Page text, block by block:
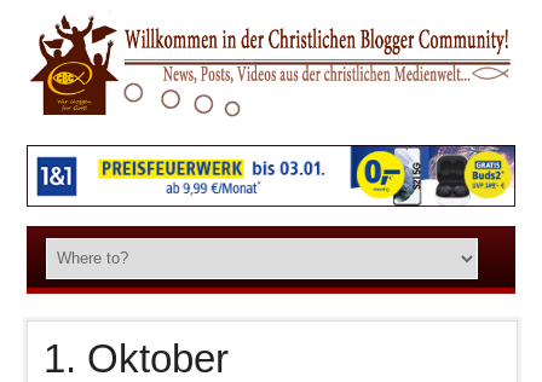
1. Oktober